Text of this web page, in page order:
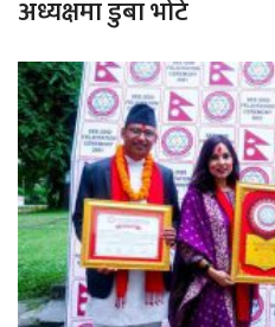
अध्यक्षमा डुबा भोटे